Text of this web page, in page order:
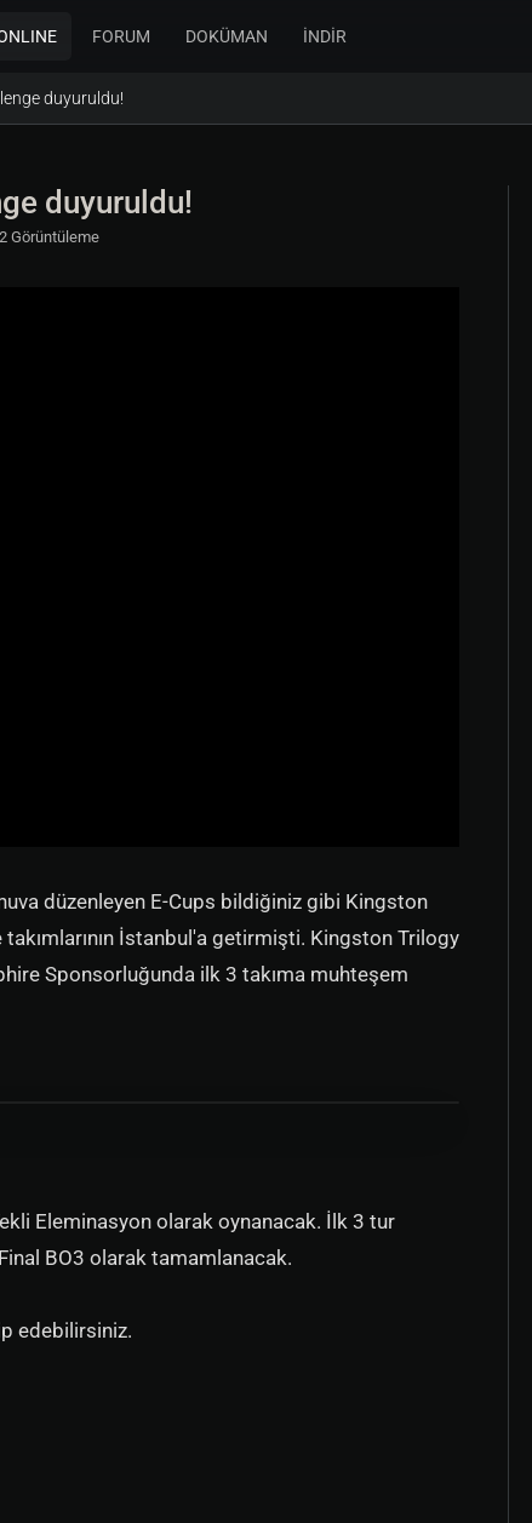
FORUM DOKÜMAN İNDİR
duyuruldu!
duyuruldu!
Görüntüleme
düzenleyen E-Cups bildiğiniz gibi Kingston
İstanbul'a getirmişti. Kingston Trilogy
Sponsorluğunda ilk 3 takıma muhteşem
Eleminasyon olarak oynanacak. İlk 3 tur
BO3 olarak tamamlanacak.
edebilirsiniz.